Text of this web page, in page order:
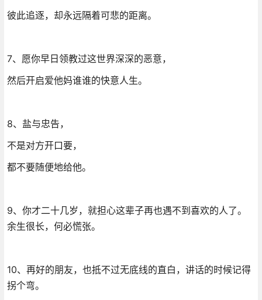
彼此追逐，却永远隔着可悲的距离。
7、愿你早日领教过这世界深深的恶意，
然后开启爱他妈谁谁的快意人生。
8、盐与忠告，
不是对方开口要，
都不要随便地给他。
9、你才二十几岁，就担心这辈子再也遇不到喜欢的人了。
余生很长，何必慌张。
10、再好的朋友，也抵不过无底线的直白，讲话的时候记得
拐个弯。